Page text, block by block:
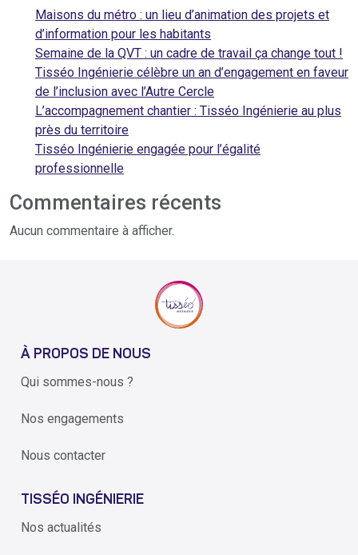
Maisons du métro : un lieu d’animation des projets et
d’information pour les habitants
Semaine de la QVT : un cadre de travail ça change tout !
Tisséo Ingénierie célèbre un an d’engagement en faveur
de l’inclusion avec l’Autre Cercle
L’accompagnement chantier : Tisséo Ingénierie au plus
près du territoire
Tisséo Ingénierie engagée pour l’égalité
professionnelle
Commentaires récents
Aucun commentaire à afficher.
À PROPOS DE NOUS
Qui sommes-nous ?
Nos engagements
Nous contacter
TISSÉO INGÉNIERIE
Nos actualités